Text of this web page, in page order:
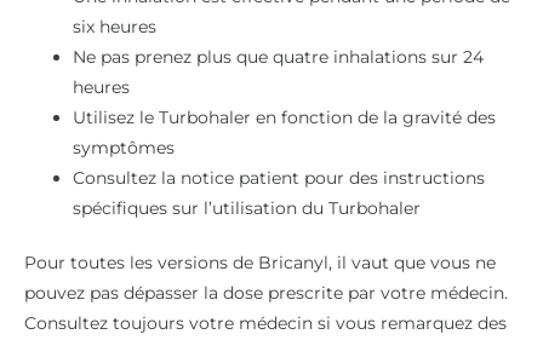
six heures
Ne pas prenez plus que quatre inhalations sur 24
heures
Utilisez le Turbohaler en fonction de la gravité des
symptômes
Consultez la notice patient pour des instructions
spécifiques sur l’utilisation du Turbohaler
Pour toutes les versions de Bricanyl, il vaut que vous ne
pouvez pas dépasser la dose prescrite par votre médecin.
Consultez toujours votre médecin si vous remarquez des